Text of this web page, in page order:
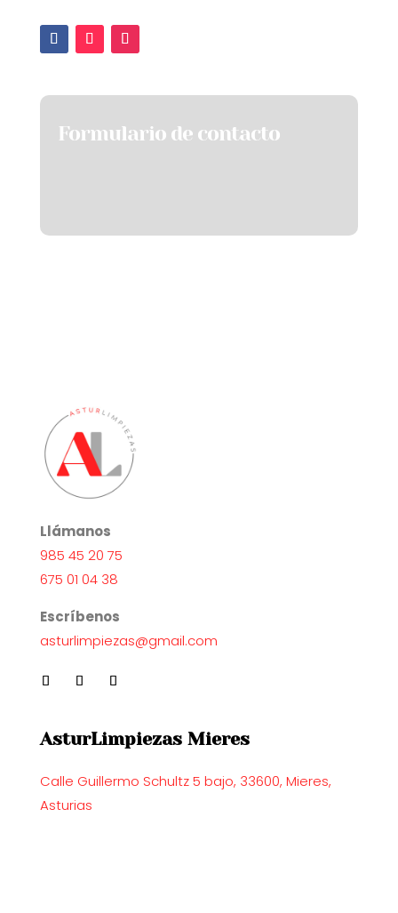
Formulario de contacto
Llámanos
985 45 20 75
675 01 04 38
Escríbenos
asturlimpiezas@gmail.com
AsturLimpiezas Mieres
Calle Guillermo Schultz 5 bajo, 33600, Mieres,
Asturias